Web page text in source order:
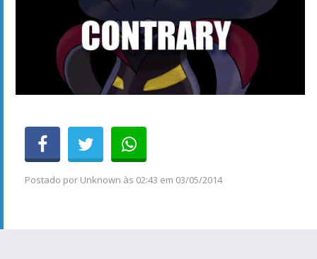
Postado por Unknown às 02:43 em 03/05/2014